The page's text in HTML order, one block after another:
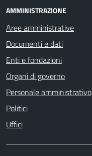
AMMINISTRAZIONE
Aree amministrative
Documenti e dati
Enti e fondazioni
Organi di governo
Personale amministrativo
Politici
Uffici